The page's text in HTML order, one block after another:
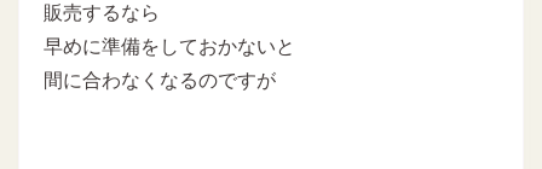
販売するなら
早めに準備をしておかないと
間に合わなくなるのですが